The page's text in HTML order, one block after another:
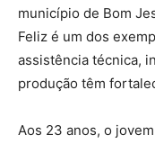
município de Bom
Feliz é um dos
assistência técnica,
produção têm
Aos 23 anos, o